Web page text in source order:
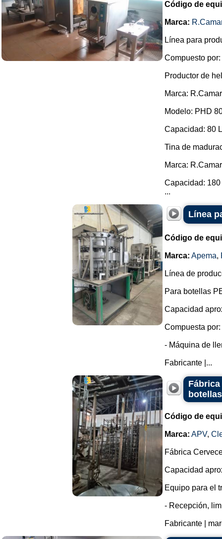
Código de
Marca:
Línea para
Compuesto por:
Productor de
Marca:
Modelo: PHD
Capacidad: 80
Tina de
Marca:
Capacidad: 180
...
Línea
Código de
Marca: Apema,
Línea de
Para botellas
Capacidad
Compuesta por:
- Máquina de
Fabricante |...
Fábrica
Código de
Marca: APV,
Fábrica
Capacidad
Equipo para el
- Recepción,
Fabricante |